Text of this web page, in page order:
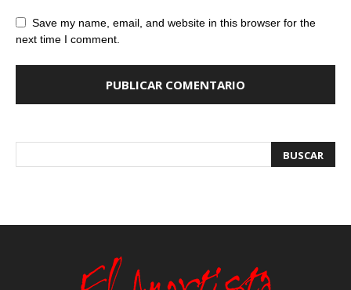
Save my name, email, and website in this browser for the
next time I comment.